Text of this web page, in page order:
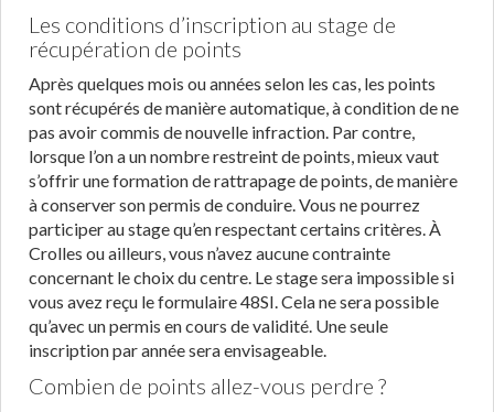
Les conditions d’inscription au stage de
récupération de points
Après quelques mois ou années selon les cas, les points
sont récupérés de manière automatique, à condition de ne
pas avoir commis de nouvelle infraction. Par contre,
lorsque l’on a un nombre restreint de points, mieux vaut
s’offrir une formation de rattrapage de points, de manière
à conserver son permis de conduire. Vous ne pourrez
participer au stage qu’en respectant certains critères. À
Crolles ou ailleurs, vous n’avez aucune contrainte
concernant le choix du centre. Le stage sera impossible si
vous avez reçu le formulaire 48SI. Cela ne sera possible
qu’avec un permis en cours de validité. Une seule
inscription par année sera envisageable.
Combien de points allez-vous perdre ?